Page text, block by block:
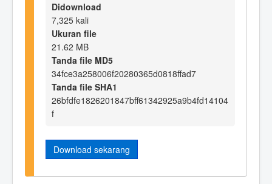
Didownload
7,325 kali
Ukuran file
21.62 MB
Tanda file MD5
34fce3a258006f20280365d0818ffad7
Tanda file SHA1
26bfdfe1826201847bff61342925a9b4fd14104
f
Download sekarang